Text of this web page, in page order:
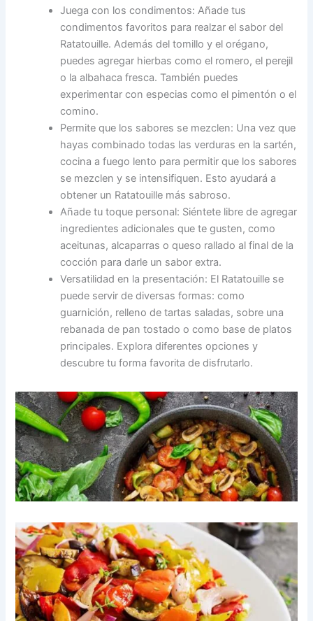
Juega con los condimentos: Añade tus
condimentos favoritos para realzar el sabor del
Ratatouille. Además del tomillo y el orégano,
puedes agregar hierbas como el romero, el perejil
o la albahaca fresca. También puedes
experimentar con especias como el pimentón o el
comino.
Permite que los sabores se mezclen: Una vez que
hayas combinado todas las verduras en la sartén,
cocina a fuego lento para permitir que los sabores
se mezclen y se intensifiquen. Esto ayudará a
obtener un Ratatouille más sabroso.
Añade tu toque personal: Siéntete libre de agregar
ingredientes adicionales que te gusten, como
aceitunas, alcaparras o queso rallado al final de la
cocción para darle un sabor extra.
Versatilidad en la presentación: El Ratatouille se
puede servir de diversas formas: como
guarnición, relleno de tartas saladas, sobre una
rebanada de pan tostado o como base de platos
principales. Explora diferentes opciones y
descubre tu forma favorita de disfrutarlo.